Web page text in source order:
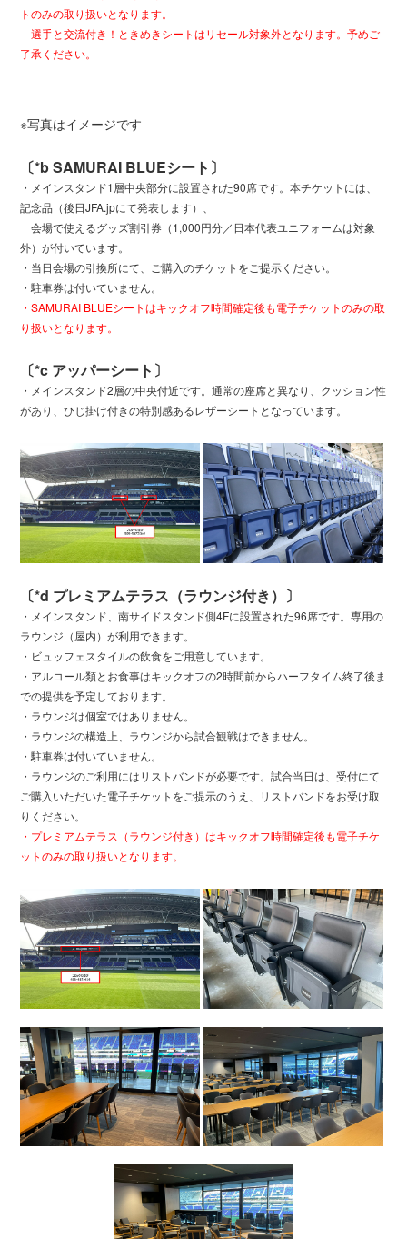
トのみの取り扱いとなります。
選手と交流付き！ときめきシートはリセール対象外となります。予めご
了承ください。
※写真はイメージです
〔*b SAMURAI BLUEシート〕
・メインスタンド1層中央部分に設置された90席です。本チケットには、
記念品（後日JFA.jpにて発表します）、
会場で使えるグッズ割引券（1,000円分／日本代表ユニフォームは対象
外）が付いています。
・当日会場の引換所にて、ご購入のチケットをご提示ください。
・駐車券は付いていません。
・SAMURAI BLUEシートはキックオフ時間確定後も電子チケットのみの取
り扱いとなります。
〔*c アッパーシート〕
・メインスタンド2層の中央付近です。通常の座席と異なり、クッション性
があり、ひじ掛け付きの特別感あるレザーシートとなっています。
〔*d プレミアムテラス（ラウンジ付き）〕
・メインスタンド、南サイドスタンド側4Fに設置された96席です。専用の
ラウンジ（屋内）が利用できます。
・ビュッフェスタイルの飲食をご用意しています。
・アルコール類とお食事はキックオフの2時間前からハーフタイム終了後ま
での提供を予定しております。
・ラウンジは個室ではありません。
・ラウンジの構造上、ラウンジから試合観戦はできません。
・駐車券は付いていません。
・ラウンジのご利用にはリストバンドが必要です。試合当日は、受付にて
ご購入いただいた電子チケットをご提示のうえ、リストバンドをお受け取
りください。
・プレミアムテラス（ラウンジ付き）はキックオフ時間確定後も電子チケ
ットのみの取り扱いとなります。